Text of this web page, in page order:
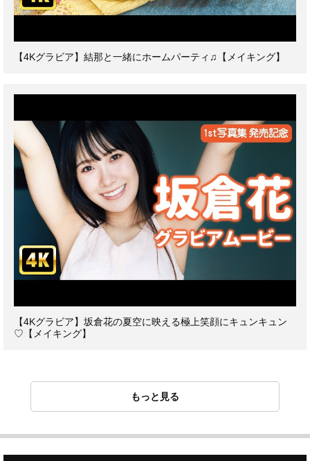
【4Kグラビア】結那と一緒にホームパーティ♫【メイキング】
【4Kグラビア】坂倉花の夏空に映える極上笑顔にキュンキュン
♡【メイキング】
もっと見る